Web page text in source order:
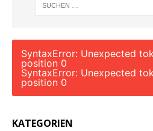
SyntaxError: Unexpected
position 0
SyntaxError: Unexpected
position 0
KATEGORIEN